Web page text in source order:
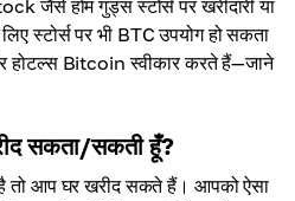
होम गुड्स स्टोर्स पर खरीदारी या
स्टोर्स पर भी BTC उपयोग हो सकता
होटल्स Bitcoin स्वीकार करते हैं—जाने
सकता/सकती हूँ?
है तो आप घर खरीद सकते हैं। आपको ऐसा